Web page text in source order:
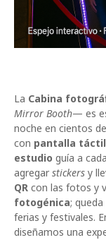
La Cabina
Mirror Booth— es
noche en cientos
con pantalla táctil
estudio guía a
agregar stickers y
QR con las fotos y
fotogénica;
ferias y festivales.
diseñamos una